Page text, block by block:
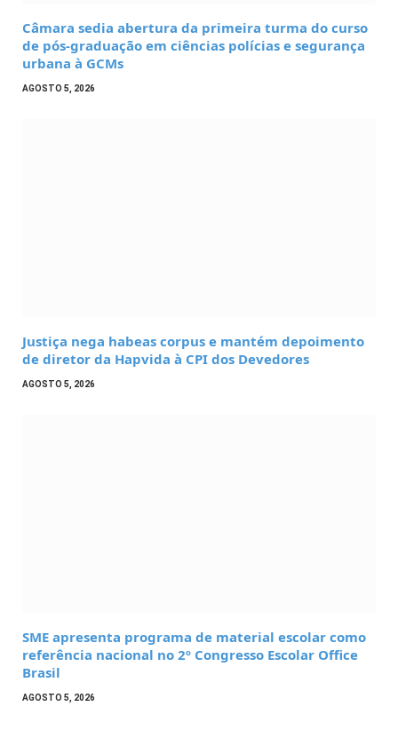
Câmara sedia abertura da primeira turma do curso
de pós-graduação em ciências polícias e segurança
urbana à GCMs
AGOSTO 5, 2026
Justiça nega habeas corpus e mantém depoimento
de diretor da Hapvida à CPI dos Devedores
AGOSTO 5, 2026
SME apresenta programa de material escolar como
referência nacional no 2º Congresso Escolar Office
Brasil
AGOSTO 5, 2026